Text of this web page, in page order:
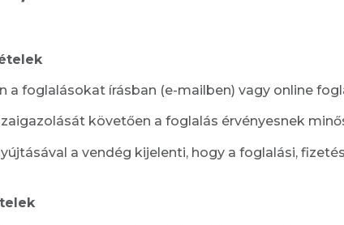
a foglalásokat írásban (e-mailben) vagy online
követően a foglalás érvényesnek
a vendég kijelenti, hogy a foglalási,